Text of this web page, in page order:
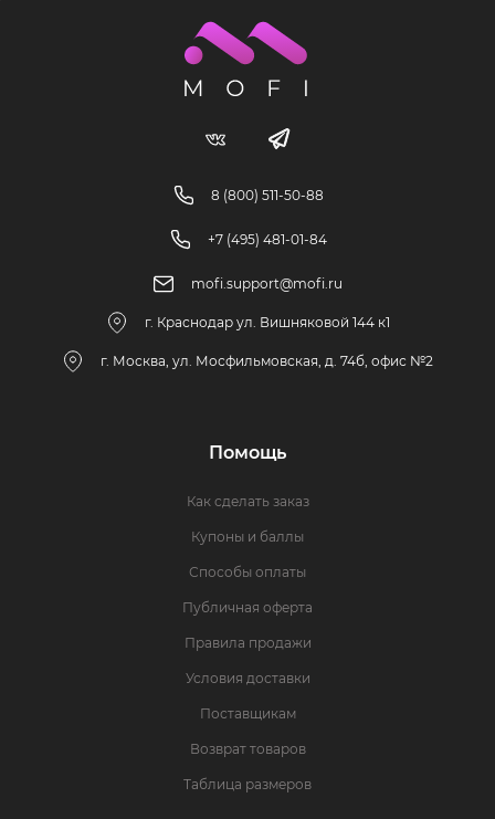
8 (800) 511-50-88
+7 (495) 481-01-84
mofi.support@mofi.ru
г. Краснодар ул. Вишняковой 144 к1
г. Москва, ул. Мосфильмовская, д. 74б, офис №2
Помощь
Как сделать заказ
Купоны и баллы
Способы оплаты
Публичная оферта
Правила продажи
Условия доставки
Поставщикам
Возврат товаров
Таблица размеров